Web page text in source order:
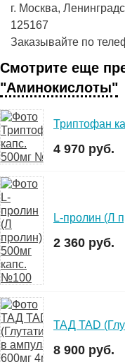
г. Москва,
125167
Заказывайте по
Смотрите еще
"Аминокислоты"
Триптофан
4 970 руб.
L-пролин (Л
2 360 руб.
ТАД TAD
8 900 руб.